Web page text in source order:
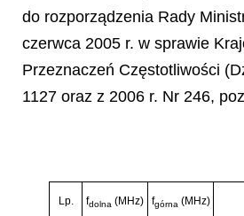
do rozporządzenia Rady
czerwca 2005 r. w sprawie
Przeznaczeń Częstotliwości
1127 oraz z 2006 r. Nr 246,
Lp. fdolna (MHz) fgórna (MHz)